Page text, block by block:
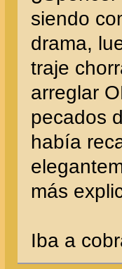
siendo
drama,
traje
arreglar
pecados
había
más
Iba a